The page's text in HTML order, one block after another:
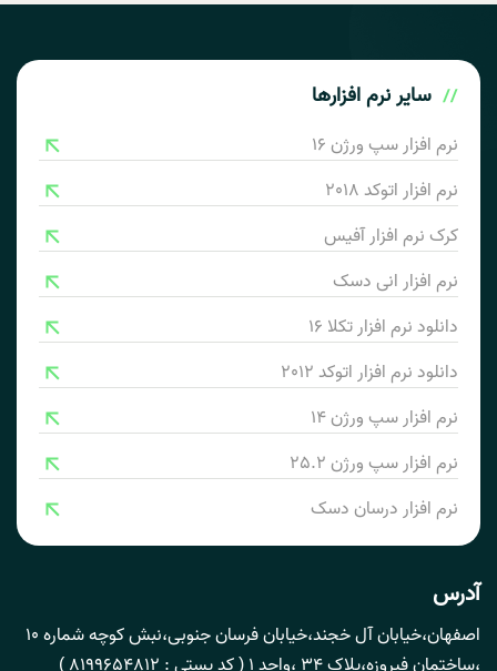
سایرنرم افزارها
نرم افزار سپ ورژن 16
نرم افزار اتوکد 2018
کرک نرم افزار آفیس
نرم افزار انی دسک
دانلود نرم افزار تکلا 16
دانلود نرم افزار اتوکد 2012
نرم افزار سپ ورژن 14
نرم افزار سپ ورژن 25.2
نرم افزار درسان دسک
آدرس
اصفهان،خیابان آل خجند،خیابان فرسان جنوبی،نبش کوچه شماره 10